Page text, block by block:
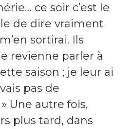
ce soir c’est le
de dire vraiment
sortirai. Ils
revienne parler à
saison ; je leur ai
pas de
Une autre fois,
plus tard, dans